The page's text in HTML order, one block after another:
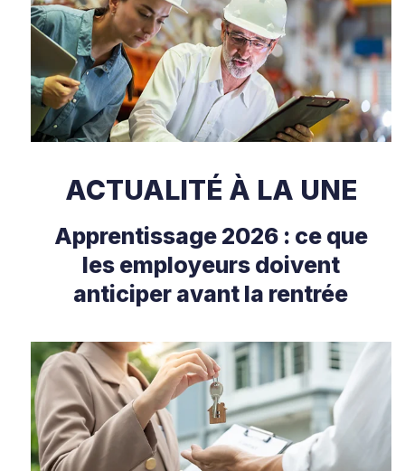
ACTUALITÉ À LA UNE
Apprentissage 2026 : ce que
les employeurs doivent
anticiper avant la rentrée